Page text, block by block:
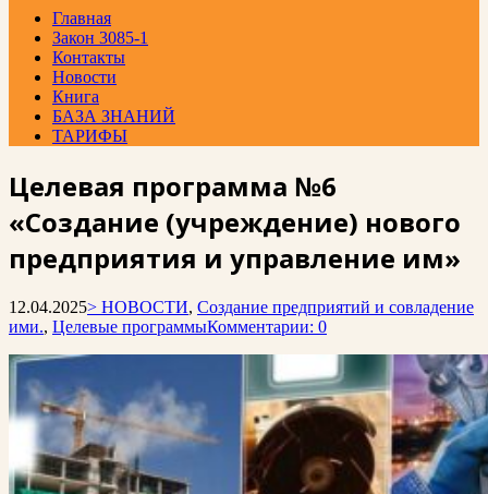
Главная
Закон 3085-1
Контакты
Новости
Книга
БАЗА ЗНАНИЙ
ТАРИФЫ
Целевая программа №6
«Создание (учреждение) нового
предприятия и управление им»
12.04.2025> НОВОСТИ, Создание предприятий и совладение
ими., Целевые программыКомментарии: 0